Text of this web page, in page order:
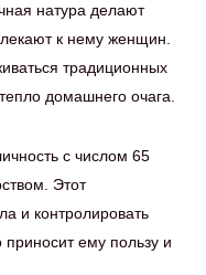
натура делают
к нему женщин.
традиционных
домашнего очага.
с числом 65
Этот
и контролировать
приносит ему пользу и